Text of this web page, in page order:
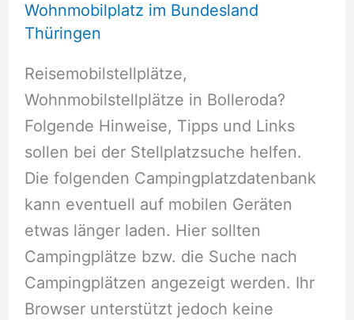
Wohnmobilplatz im Bundesland
Thüringen
Reisemobilstellplätze,
Wohnmobilstellplätze in Bolleroda?
Folgende Hinweise, Tipps und Links
sollen bei der Stellplatzsuche helfen.
Die folgenden Campingplatzdatenbank
kann eventuell auf mobilen Geräten
etwas länger laden. Hier sollten
Campingplätze bzw. die Suche nach
Campingplätzen angezeigt werden. Ihr
Browser unterstützt jedoch keine